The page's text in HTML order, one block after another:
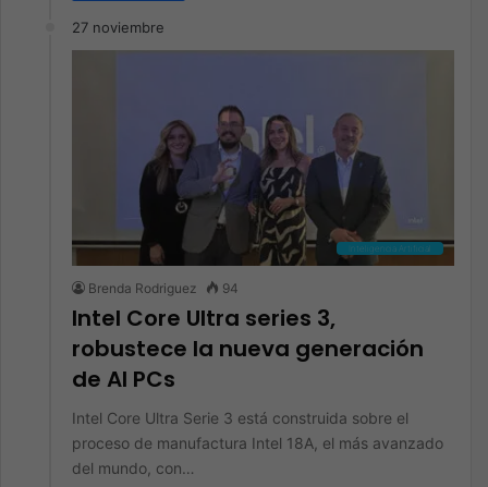
27 noviembre
Inteligencia Artificial
Brenda Rodriguez 94
Intel Core Ultra series 3,
robustece la nueva generación
de AI PCs
Intel Core Ultra Serie 3 está construida sobre el
proceso de manufactura Intel 18A, el más avanzado
del mundo, con…